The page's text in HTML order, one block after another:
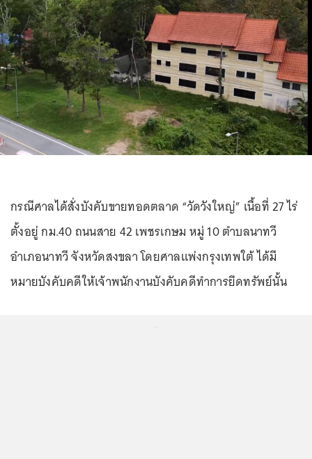
กรณีศาลได้สั่งบังคับขายทอดตลาด “วัดวังใหญ่” เนื้อที่ 27 ไร่
ตั้งอยู่ กม.40 ถนนสาย 42 เพชรเกษม หมู่ 10 ตำบลนาทวี
อำเภอนาทวี จังหวัดสงขลา โดยศาลแพ่งกรุงเทพใต้ ได้มี
หมายบังคับคดีให้เจ้าพนักงานบังคับคดีทำการยึดทรัพย์นั้น